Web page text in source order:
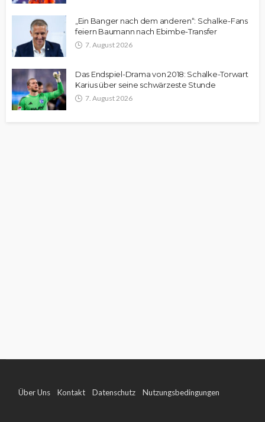
„Ein Banger nach dem anderen“: Schalke-Fans
feiern Baumann nach Ebimbe-Transfer
7. August 2026
Das Endspiel-Drama von 2018: Schalke-Torwart
Karius über seine schwärzeste Stunde
7. August 2026
Über Uns Kontakt Datenschutz Nutzungsbedingungen